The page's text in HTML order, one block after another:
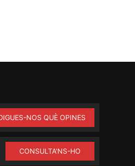
NOS QUÈ OPINES
CONSULTA'NS-HO